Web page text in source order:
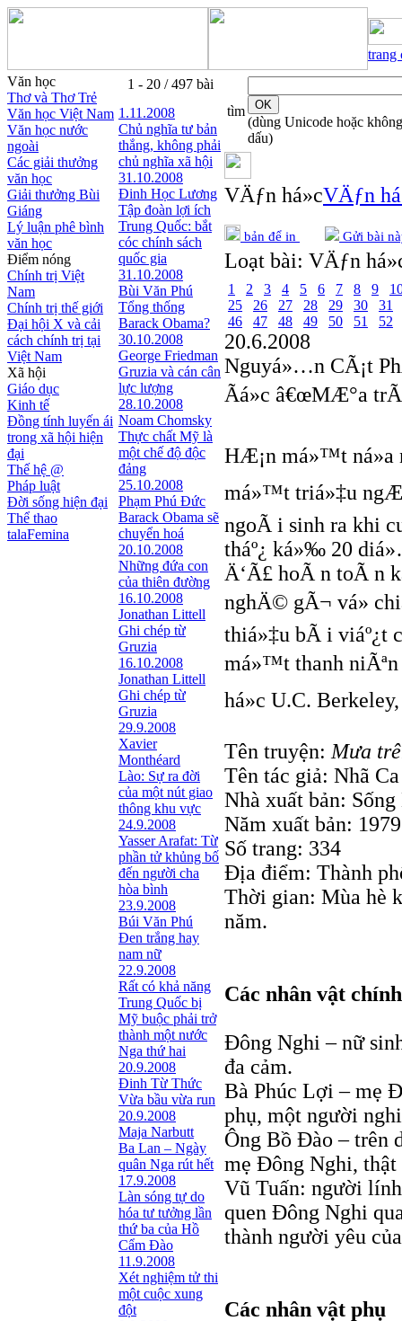
trang
Văn học
Thơ và Thơ Trẻ
Văn học Việt Nam
Văn học nước
ngoài
Các giải thưởng
văn học
Giải thưởng Bùi
Giáng
Lý luận phê bình
văn học
Điểm nóng
Chính trị Việt
Nam
Chính trị thế giới
Đại hội X và cải
cách chính trị tại
Việt Nam
Xã hội
Giáo dục
Kinh tế
Đồng tính luyến ái
trong xã hội hiện
đại
Thế hệ @
Pháp luật
Đời sống hiện đại
Thể thao
talaFemina
1 - 20 / 497 bài
1.11.2008
Chủ nghĩa tư bản
thắng, không phải
chủ nghĩa xã hội
31.10.2008
Đinh Học Lương
Tập đoàn lợi ích
Trung Quốc: bắt
cóc chính sách
quốc gia
31.10.2008
Bùi Văn Phú
Tổng thống
Barack Obama?
30.10.2008
George Friedman
Gruzia và cán cân
lực lượng
28.10.2008
Noam Chomsky
Thực chất Mỹ là
một chế độ độc
đảng
25.10.2008
Phạm Phú Đức
Barack Obama sẽ
chuyển hoá
20.10.2008
Những đứa con
của thiên đường
16.10.2008
Jonathan Littell
Ghi chép từ
Gruzia
16.10.2008
Jonathan Littell
Ghi chép từ
Gruzia
29.9.2008
Xavier
Monthéard
Lào: Sự ra đời
của một nút giao
thông khu vực
24.9.2008
Yasser Arafat: Từ
phần tử khủng bố
đến người cha
hòa bình
23.9.2008
Búi Văn Phú
Đen trắng hay
nam nữ
22.9.2008
Rất có khả năng
Trung Quốc bị
Mỹ buộc phải trở
thành một nước
Nga thứ hai
20.9.2008
Đinh Từ Thức
Vừa bầu vừa run
20.9.2008
Maja Narbutt
Ba Lan – Ngày
quân Nga rút hết
17.9.2008
Làn sóng tự do
hóa tư tưởng lần
thứ ba của Hồ
Cẩm Đào
11.9.2008
Xét nghiệm tử thi
một cuộc xung
đột
tìm
(dùng Unicode hoặc không
dấu)
VÄƒn há»cVÄƒn
bản để in Gửi bài
Loạt bài: VÄƒn
1 2 3 4 5 6 7 8 9
25
26 27 28 29 30
31
46
47 48 49 50 51 52
20.6.2008
Nguyá»…n CÃ¡t
Ãá»c â€œMÆ°a
HÆ¡n má»™t ná»­a
má»™t triá»‡u
ngoÃ i sinh ra khi
tháº¿ ká»‰ 20
Ä‘Ã£ hoÃ n toÃ n
nghÄ© gÃ¬ vá»
thiá»‡u bÃ i viáº¿t
má»™t thanh niÃªn
há»c U.C.
Tên truyện: Mưa
Tên tác giả: Nhã Ca
Nhà xuất bản:
Năm xuất bản: 1979
Số trang: 334
Ðịa điểm: Thành
Thời gian: Mùa hè
năm.
Các nhân vật chính
Đông Nghi – nữ
đa cảm.
Bà Phúc Lợi – mẹ
phụ, một người
Ông Bồ Đào – trên
mẹ Đông Nghi,
Vũ Tuấn: người
quen Đông Nghi
thành người yêu
Các nhân vật phụ